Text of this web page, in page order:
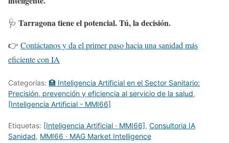
🩺 Tarragona tiene el potencial. Tú, la decisión.
👉 Contáctanos y da el primer paso hacia una sanidad más
eficiente con IA
Categorías: 🏥 Inteligencia Artificial en el Sector Sanitario:
Precisión, prevención y eficiencia al servicio de la salud,
[Inteligencia Artificial - MMI66]
Etiquetas: [Inteligencia Artificial · MMI66], Consultoria IA
Sanidad, MMI66 · MAG Market Intelligence